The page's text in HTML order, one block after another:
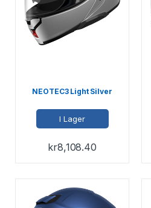
NEOTEC3 Light Silver
I Lager
kr8,108.40